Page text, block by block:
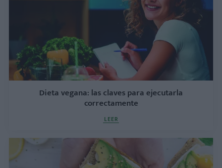
Dieta vegana: las claves para ejecutarla
correctamente
LEER